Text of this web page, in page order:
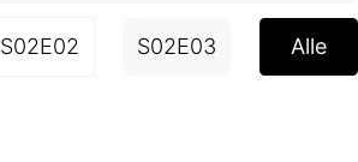
S02E02 S02E03 S02E04
Alle